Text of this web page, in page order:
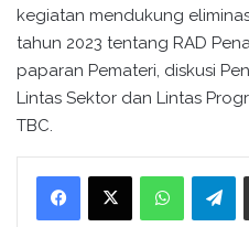
kegiatan mendukung
tahun 2023 tentang RAD
paparan Pemateri, diskusi
Lintas Sektor dan Lintas
TBC.
WhatsApp Telegram